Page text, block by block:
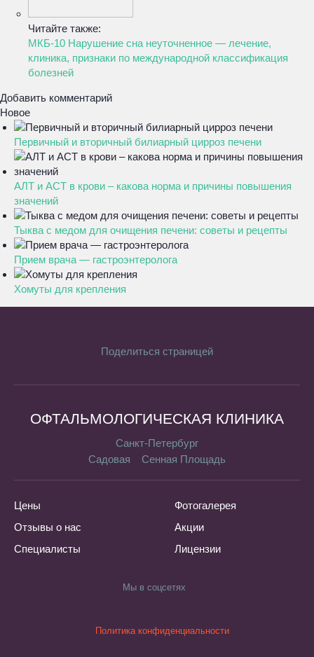
Читайте также:
МКБ-10 Нарушение сна неуточненное — лечение,
клиника, признаки по международной классификация
болезней
Добавить комментарий
Новое
Первичный и вторичный билиарный цирроз печени
АЛТ и АСТ в крови – какова норма и причины повышения
значений
Тыква с медом для очищения печени: советы и рецепты
Прием врача — гастроэнтеролога
Хомуты для крепления
Поделиться страницей
ОФТАЛЬМОЛОГИЧЕСКАЯ КЛИНИКА
Санкт-Петербург
Садовая
Сенная Площадь
Цены
Отзывы о нас
Специалисты
Фотогалерея
Акции
Лицензии
Мы в соцсетях
Политика конфиденциальности